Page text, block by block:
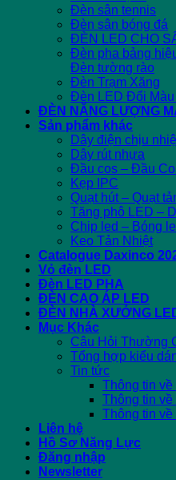
Đèn sân tennis
Đèn sân bóng đá
ĐÈN LED CHO
Đèn pha bảng
Đèn tường rào
Đèn Trạm Xăng
Đèn LED Đổi
ĐÈN NĂNG LƯỢNG
Sản phẩm khác
Dây điện chịu
Dây rút nhựa
Đầu cos – Đầu
Kẹp IPC
Quạt hút – Quạt
Tăng phô LED –
Chip led – Bóng
Keo Tản Nhiệt
Catalogue Daxinco
Vỏ đèn LED
Đèn LED PHA
ĐÈN CAO ÁP LED
ĐÈN NHÀ XƯỞNG
Mục Khác
Câu Hỏi Thường
Tổng hợp kiểu
Tin tức
Thông tin về
Thông tin
Thông tin
Liên hệ
Hồ Sơ Năng Lực
Đăng nhập
Newsletter